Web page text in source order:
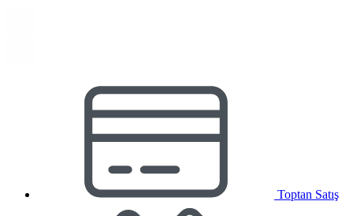
Toptan Satış